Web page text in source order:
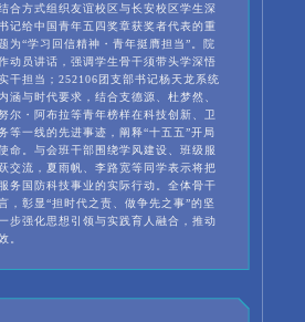
合方式组织友谊校区与长安校区学生深
记给中国青年五四奖章获奖者代表的重
为“学习回信精神・青年挺膺担当”。院
动员讲话，强调学生骨干须带头学深悟
干担当；252106团支部书记杨天龙系统
涵与时代要求，结合支德源、杜梦然、
尔・阿布拉等青年榜样在科技创新、卫
等一线的先进事迹，阐释“十五五”开局
命。与会班干部围绕学风建设、班级服
交流，夏雨帆、李路宽等同学表示将把
务国防科技事业的实际行动。全体骨干
，彰显“担时代之责、做争先之事”的坚
步强化思想引领与实践育人融合，推动
。